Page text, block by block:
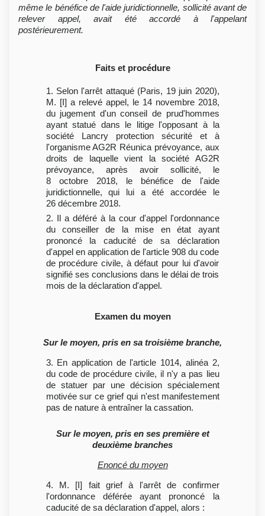
même le bénéfice de l'aide juridictionnelle, sollicité avant de
relever appel, avait été accordé à l'appelant
postérieurement.
Faits et procédure
1. Selon l'arrêt attaqué (Paris, 19 juin 2020),
M. [I] a relevé appel, le 14 novembre 2018,
du jugement d'un conseil de prud'hommes
ayant statué dans le litige l'opposant à la
société Lancry protection sécurité et à
l'organisme AG2R Réunica prévoyance, aux
droits de laquelle vient la société AG2R
prévoyance, après avoir sollicité, le
8 octobre 2018, le bénéfice de l'aide
juridictionnelle, qui lui a été accordée le
26 décembre 2018.
2. Il a déféré à la cour d'appel l'ordonnance
du conseiller de la mise en état ayant
prononcé la caducité de sa déclaration
d'appel en application de l'article 908 du code
de procédure civile, à défaut pour lui d'avoir
signifié ses conclusions dans le délai de trois
mois de la déclaration d'appel.
Examen du moyen
Sur le moyen, pris en sa troisième branche,
3. En application de l'article 1014, alinéa 2,
du code de procédure civile, il n'y a pas lieu
de statuer par une décision spécialement
motivée sur ce grief qui n'est manifestement
pas de nature à entraîner la cassation.
Sur le moyen, pris en ses première et
deuxième branches
Enoncé du moyen
4. M. [I] fait grief à l'arrêt de confirmer
l'ordonnance déférée ayant prononcé la
caducité de sa déclaration d'appel, alors :